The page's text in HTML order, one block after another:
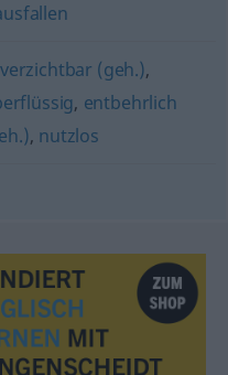
verzichtbar (geh.),
, entbehrlich
, nutzlos